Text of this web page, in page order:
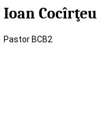
Ioan Cocîrţeu
Pastor BCB2